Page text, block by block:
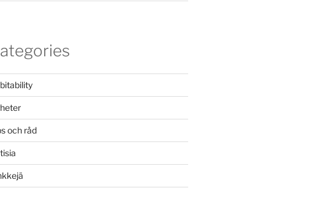
och råd